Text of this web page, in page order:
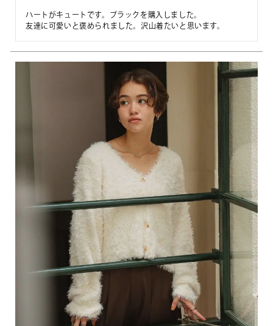
ハートがキュートです。ブラックを購入しました。
友達に可愛いと褒められました。沢山着たいと思います。